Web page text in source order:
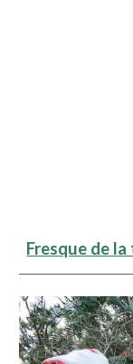
Fresque de